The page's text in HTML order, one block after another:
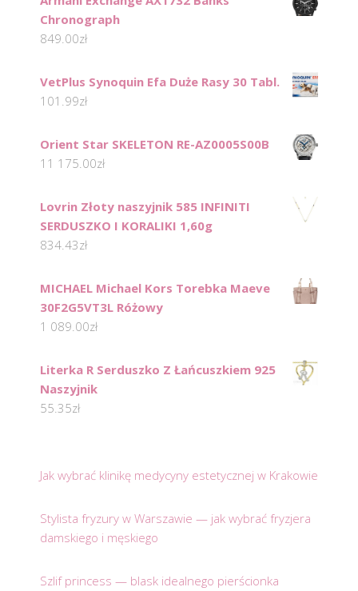
Chronograph
849.00zł
VetPlus Synoquin Efa Duże Rasy 30 Tabl.
101.99zł
Orient Star SKELETON RE-AZ0005S00B
11 175.00zł
Lovrin Złoty naszyjnik 585 INFINITI
SERDUSZKO I KORALIKI 1,60g
834.43zł
MICHAEL Michael Kors Torebka Maeve
30F2G5VT3L Różowy
1 089.00zł
Literka R Serduszko Z Łańcuszkiem 925
Naszyjnik
55.35zł
Jak wybrać klinikę medycyny estetycznej w Krakowie
Stylista fryzury w Warszawie — jak wybrać fryzjera
damskiego i męskiego
Szlif princess — blask idealnego pierścionka